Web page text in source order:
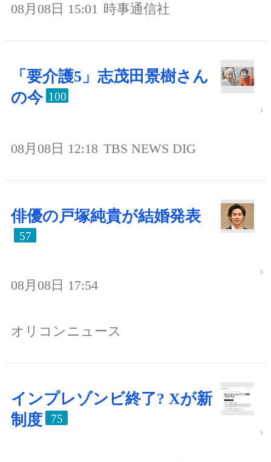
08月08日 15:01 時事通信社
「要介護5」志茂田景樹さん
の今 100
08月08日 12:18 TBS NEWS DIG
俳優の戸塚純貴が結婚発表
57
08月08日 17:54
オリコンニュース
インプレゾンビ終了? Xが新
制度
75